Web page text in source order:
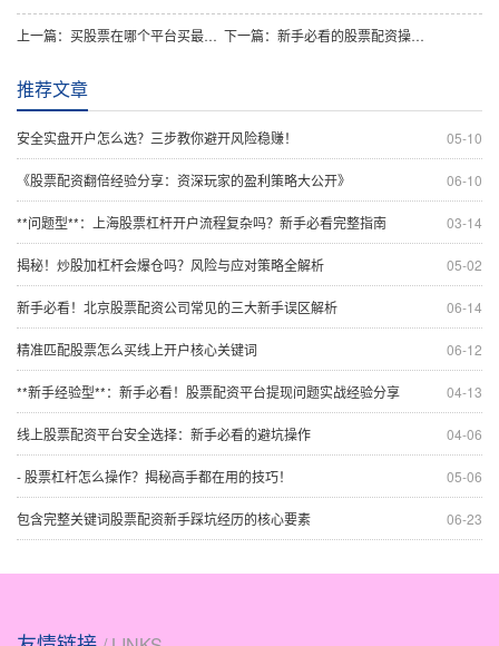
上一篇： 买股票在哪个平台买最放心？新手如何挑选合规可靠的交易平台？ 下一篇： 新手必看的股票配资操作流程全解析
推荐文章
05-10
安全实盘开户怎么选？三步教你避开风险稳赚！
06-10
《股票配资翻倍经验分享：资深玩家的盈利策略大公开》
03-14
**问题型**：上海股票杠杆开户流程复杂吗？新手必看完整指南
05-02
揭秘！炒股加杠杆会爆仓吗？风险与应对策略全解析
06-14
新手必看！北京股票配资公司常见的三大新手误区解析
06-12
精准匹配股票怎么买线上开户核心关键词
04-13
**新手经验型**：新手必看！股票配资平台提现问题实战经验分享
04-06
线上股票配资平台安全选择：新手必看的避坑操作
05-06
- 股票杠杆怎么操作？揭秘高手都在用的技巧！
06-23
包含完整关键词股票配资新手踩坑经历的核心要素